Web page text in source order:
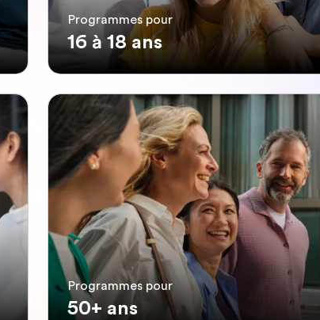
Programmes pour
16 à 18 ans
Programmes pour
50+ ans